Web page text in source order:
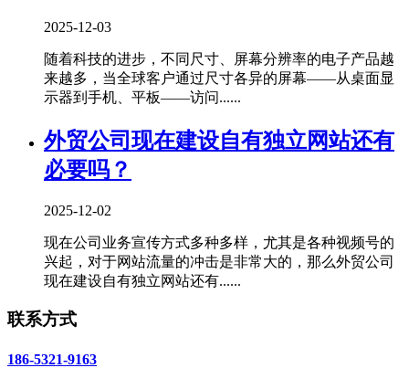
2025-12-03
随着科技的进步，不同尺寸、屏幕分辨率的电子产品越
来越多，当全球客户通过尺寸各异的屏幕——从桌面显
示器到手机、平板——访问......
外贸公司现在建设自有独立网站还有
必要吗？
2025-12-02
现在公司业务宣传方式多种多样，尤其是各种视频号的
兴起，对于网站流量的冲击是非常大的，那么外贸公司
现在建设自有独立网站还有......
联系方式
186-5321-9163